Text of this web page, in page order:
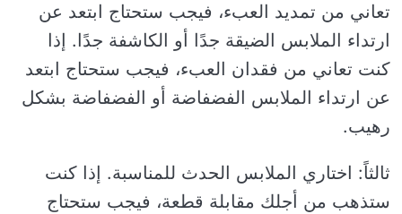
تعاني من تمديد العبء، فيجب ستحتاج ابتعد عن
ارتداء الملابس الضيقة جدًا أو الكاشفة جدًا. إذا
كنت تعاني من فقدان العبء، فيجب ستحتاج ابتعد
عن ارتداء الملابس الفضفاضة أو الفضفاضة بشكل
رهيب.
ثالثاً: اختاري الملابس الحدث للمناسبة. إذا كنت
ستذهب من أجلك مقابلة قطعة، فيجب ستحتاج